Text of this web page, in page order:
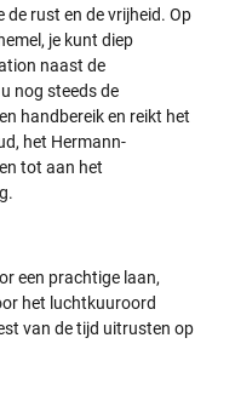
de rust en de vrijheid. Op
je kunt diep
naast de
nog steeds de
handbereik en reikt het
het Hermann-
tot aan het
een prachtige laan,
het luchtkuuroord
van de tijd uitrusten op